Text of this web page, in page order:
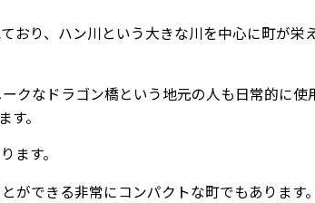
おり、ハン川という大きな川を中心に町が栄
クなドラゴン橋という地元の人も日常的に使
。
ます。
できる非常にコンパクトな町でもあります。